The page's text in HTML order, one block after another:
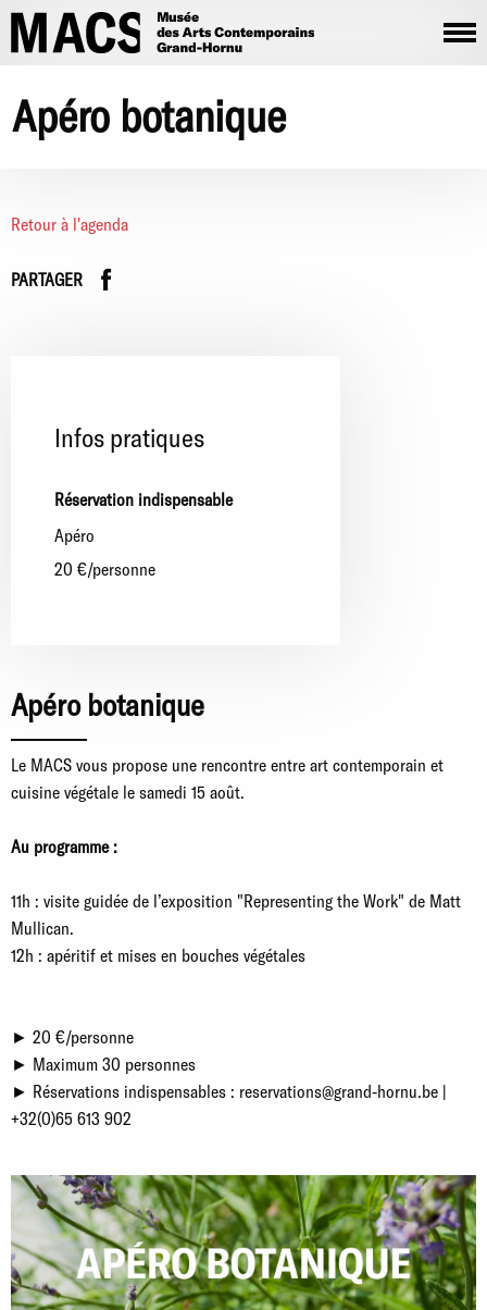
Aller au contenu principal
Apéro botanique
Retour à l'agenda
PARTAGER
Infos pratiques
Réservation indispensable
apéro
20 €/personne
Apéro botanique
Le MACS vous propose une rencontre entre art contemporain et
cuisine végétale le samedi 15 août.
Au programme :
11h : visite guidée de l’exposition "Representing the Work" de Matt
Mullican.
12h : apéritif et mises en bouches végétales
► 20 €/personne
► Maximum 30 personnes
► Réservations indispensables : reservations@grand-hornu.be |
+32(0)65 613 902